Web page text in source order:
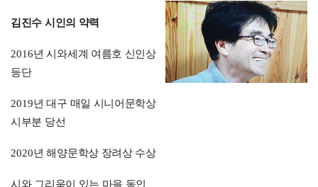
김진수 시인의 약력
2016년 시와세계 여름호 신인상
등단
2019년 대구 매일 시니어문학상
시부분 당선
2020년 해양문학상 장려상 수상
시와 그리움이 있는 마을 동인